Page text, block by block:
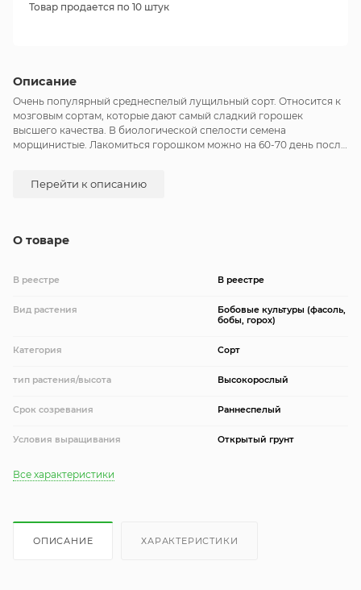
Описание
Очень популярный среднеспелый лущильный сорт. Относится к
мозговым сортам, которые дают самый сладкий горошек
высшего качества. В биологической спелости семена
морщинистые. Лакомиться горошком можно на 60-70 день после
Рекомендуется для использования в свежем виде, кулинарии и
Перейти к описанию
О товаре
В реестре В реестре
Вид растения
Бобовые культуры (фасоль,
бобы, горох)
Категория Сорт
тип растения/высота Высокорослый
Срок созревания Раннеспелый
Условия выращивания Открытый грунт
Все характеристики
Товар продается по 10 штук
ОПИСАНИЕ ХАРАКТЕРИСТИКИ